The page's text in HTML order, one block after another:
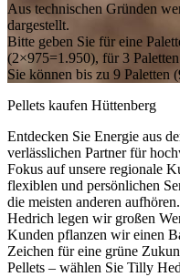
Aus technischen Gründen
dargestellt.
Bitte geben Sie für eine
(2×975=1.950), für 3
Sie können bis zu 9 Paletten
Pellets kaufen Hüttenberg
Entdecken Sie Energie aus
verlässlichen Partner für
Fokus auf unsere regionale
flexiblen und persönlichen
die meisten anderen
Hedrich legen wir großen
Kunden pflanzen wir einen
Zeichen für eine grüne
Pellets – wählen Sie Tilly